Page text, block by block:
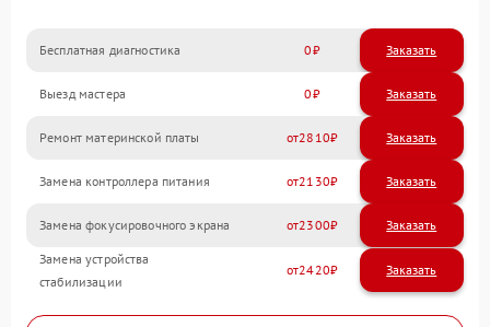
Бесплатная диагностика 0 Заказать
Выезд мастера 0 Заказать
Ремонт материнской платы 2810
Замена контроллера питания 2130
Замена фокусировочного экрана 2300
Замена устройства
стабилизации
2420